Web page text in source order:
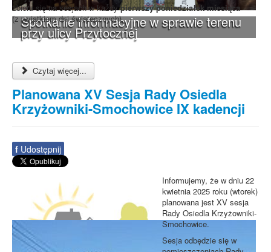
Spotkanie informacyjne w sprawie terenu
przy ulicy Przytocznej
zbiera się na sesjach w każdypierwszy poniedziałek miesiąca
(z wyjątkiem dni świątecznych).
Czytaj więcej...
Planowana XV Sesja Rady Osiedla
Krzyżowniki-Smochowice IX kadencji
f Udostępnij
Informujemy, że w dniu 22
kwietnia 2025 roku (wtorek)
planowana jest XV sesja
Rady Osiedla Krzyżowniki-
Smochowice.
Sesja odbędzie się w